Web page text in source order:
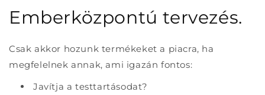
Emberközpontú tervezés.
Csak akkor hozunk termékeket a piacra, ha
megfelelnek annak, ami igazán fontos:
Javítja a testtartásodat?